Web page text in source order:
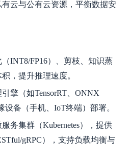
云与公有云资源，平衡数据安
INT8/FP16）、剪枝、知识蒸
，提升推理速度。
擎（如TensorRT、ONNX
设备（手机、IoT终端）部署。
务集群（Kubernetes），提供
gRPC），支持负载均衡与